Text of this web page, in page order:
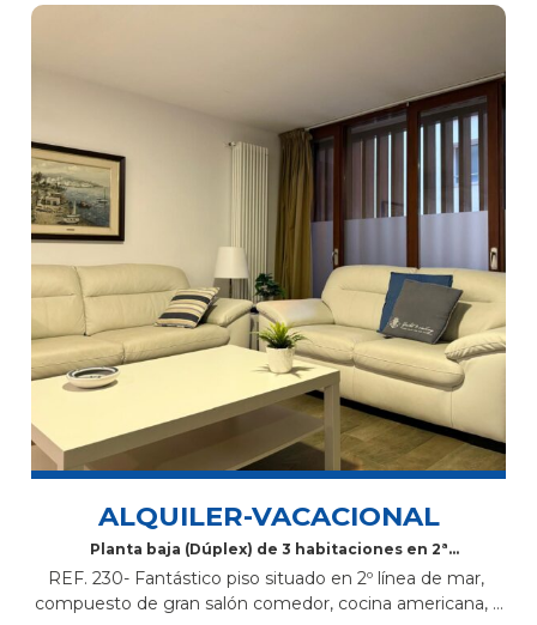
ALQUILER-VACACIONAL
Planta baja (Dúplex) de 3 habitaciones en 2ª
REF. 230- Fantástico piso situado en 2º línea de mar,
compuesto de gran salón comedor, cocina americana, 3